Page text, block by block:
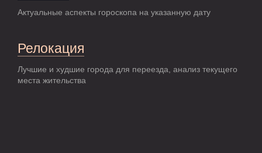
Актуальные аспекты гороскопа на указанную дату
Релокация
Лучшие и худшие города для переезда, анализ текущего
места жительства